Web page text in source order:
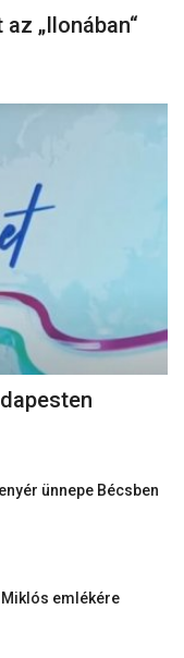
„Ilonában“
ünnepe Bécsben
emlékére